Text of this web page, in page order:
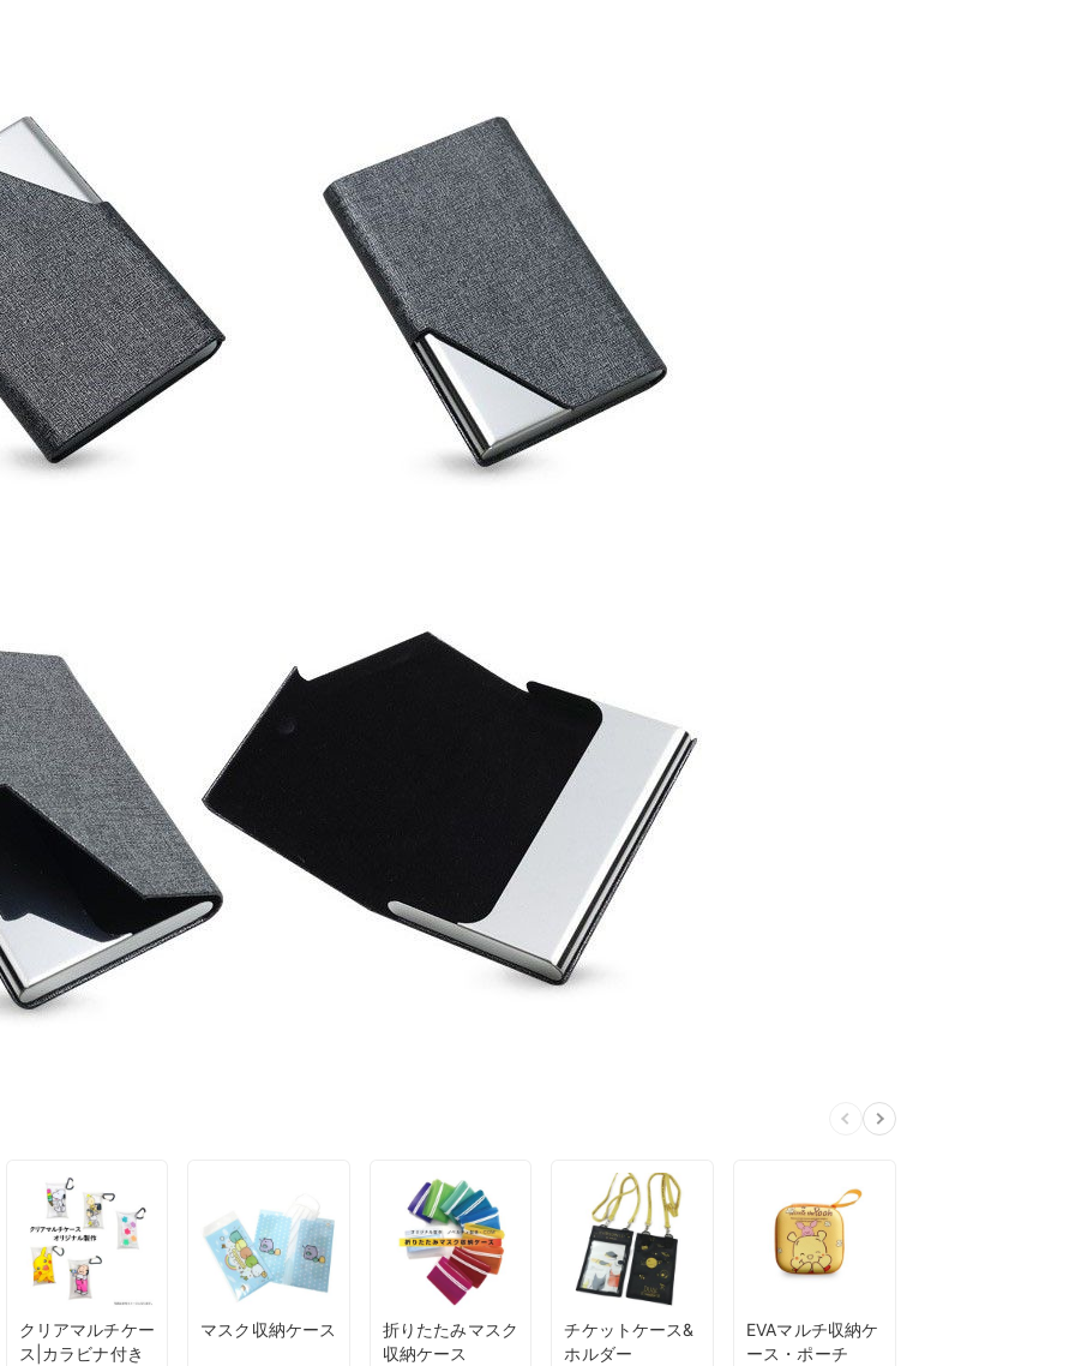
クリアマルチケー
ス|カラビナ付き
マスク収納ケース
折りたたみマスク
収納ケース
チケットケース&
ホルダー
EVAマルチ収納ケ
ース・ポーチ